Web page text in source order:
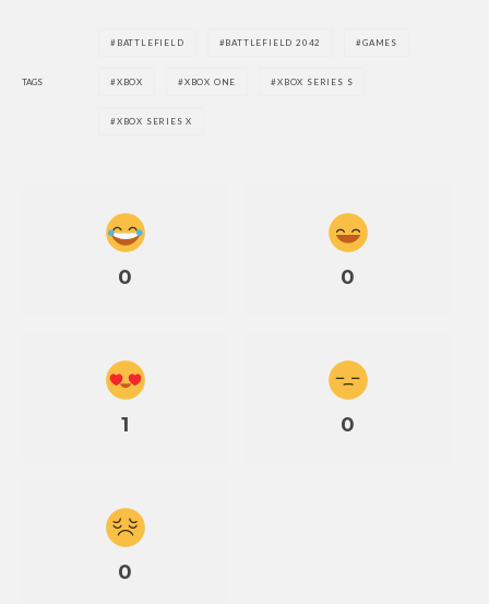
TAGS
BATTLEFIELD BATTLEFIELD 2042 GAMES
XBOX XBOX ONE XBOX SERIES S
XBOX SERIES X
0 0
1 0
0